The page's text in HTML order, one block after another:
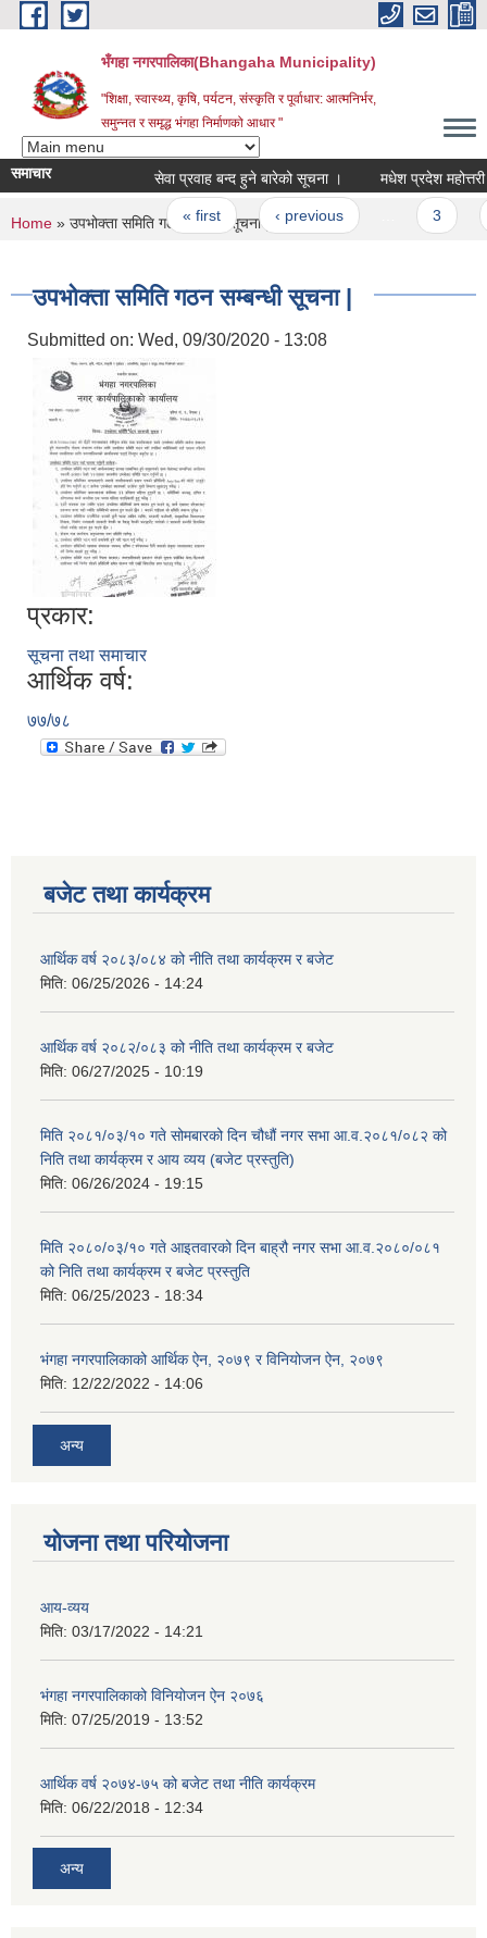
Skip to main content
भँगहा नगरपालिका(Bhangaha Municipality)
"शिक्षा, स्वास्थ्य, कृषि, पर्यटन, संस्कृति र पूर्वाधार: आत्मनिर्भर,
समुन्नत र समृद्ध भंगहा निर्माणको आधार "
समाचार सेवा प्रवाह बन्द हुने बारेको सूचना ।
Pages
« first ‹ previous
You are here
Home » उपभोक्ता समिति गठन सम्बन्धी सूचना |
उपभोक्ता समिति गठन सम्बन्धी सूचना |
Submitted on: Wed, 09/30/2020 - 13:08
प्रकार:
सूचना तथा समाचार
आर्थिक वर्ष:
७७/७८
बजेट तथा कार्यक्रम
आर्थिक वर्ष २०८३/०८४ को नीति तथा कार्यक्रम र बजेट
मिति: 06/25/2026 - 14:24
आर्थिक वर्ष २०८२/०८३ को नीति तथा कार्यक्रम र बजेट
मिति: 06/27/2025 - 10:19
मिति २०८१/०३/१० गते सोमबारको दिन चौधौं नगर सभा आ.व.२०८१/०८२ को
निति तथा कार्यक्रम र आय व्यय (बजेट प्रस्तुति)
मिति: 06/26/2024 - 19:15
मिति २०८०/०३/१० गते आइतवारको दिन बाह्रौ नगर सभा आ.व.२०८०/०८१
को निति तथा कार्यक्रम र बजेट प्रस्तुति
मिति: 06/25/2023 - 18:34
भंगहा नगरपालिकाको आर्थिक ऐन, २०७९ र विनियोजन ऐन, २०७९
मिति: 12/22/2022 - 14:06
अन्य
योजना तथा परियोजना
आय-व्यय
मिति: 03/17/2022 - 14:21
भंगहा नगरपालिकाको विनियोजन ऐन २०७६
मिति: 07/25/2019 - 13:52
आर्थिक वर्ष २०७४-७५ को बजेट तथा नीति कार्यक्रम
मिति: 06/22/2018 - 12:34
अन्य